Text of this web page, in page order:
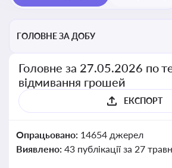
ГОЛОВНЕ ЗА ДОБУ
Головне за 27.05.2026 по
відмивання грошей
ЕКСПОРТ
Опрацьовано: 14654 джерел
Виявлено: 43 публікації за 27